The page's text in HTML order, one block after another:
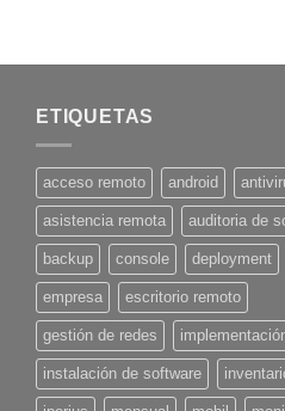
ETIQUETAS
acceso remoto android
asistencia remota auditoria de
backup console deployment
empresa escritorio remoto
gestión de redes
instalación de software